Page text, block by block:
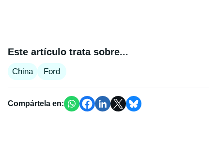
Este artículo trata sobre...
China Ford
Compártela en: